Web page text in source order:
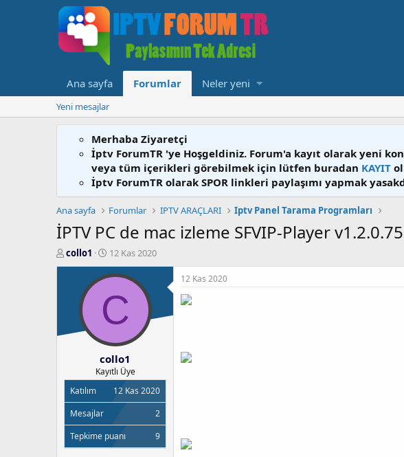
Ana sayfa Forumlar Neler yeni
Yeni mesajlar
Merhaba Ziyaretçi
İptv ForumTR 'ye Hoşgeldiniz. Forum'a kayıt olarak yeni
veya tüm içerikleri görebilmek için lütfen buradan KAYIT
İptv ForumTR olarak SPOR linkleri paylaşımı yapmak
Ana sayfa Forumlar IPTV ARAÇLARI Iptv Panel Tarama Programları
İPTV PC de mac izleme SFVIP-Player v1.2.0.75
K
o
b
t
n
collo1
B
a
ş
a
n
g
t
a
i
i
12 Kas 2020
C
collo1
Kayıtlı Üye
Katılım
12 Kas 2020
Mesajlar
2
Tepkime puanı
9
12 Kas 2020